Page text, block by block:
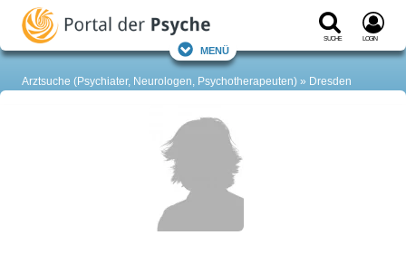
Suche Login
Menü
Arztsuche (Psychiater, Neurologen, Psychotherapeuten) Dresden